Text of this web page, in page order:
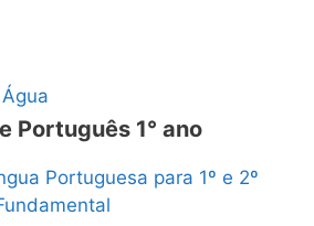
Português 1° ano
Portuguesa para 1º e 2º